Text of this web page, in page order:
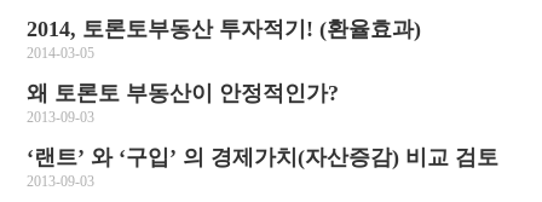
2014, 토론토부동산 투자적기! (환율효과)
2014-03-05
왜 토론토 부동산이 안정적인가?
2013-09-03
‘랜트’ 와 ‘구입’ 의 경제가치(자산증감) 비교 검토
2013-09-03